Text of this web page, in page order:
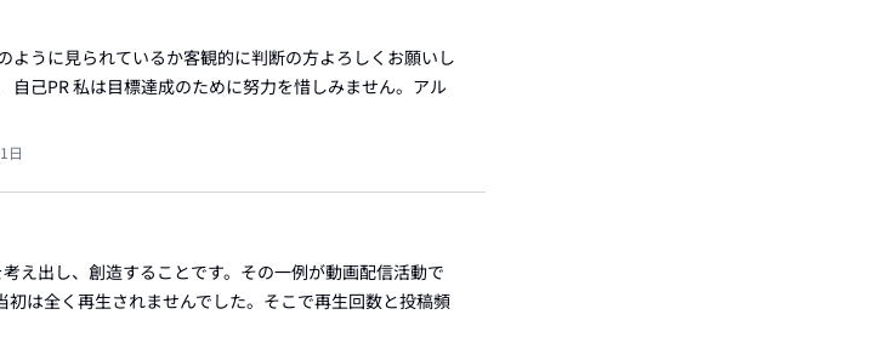
うに見られているか客観的に判断の方よろしくお願いし
自己PR 私は目標達成のために努力を惜しみません。アル
日
え出し、創造することです。その一例が動画配信活動で
は全く再生されませんでした。そこで再生回数と投稿頻